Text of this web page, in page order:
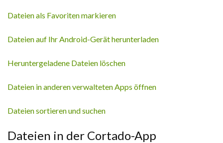
Dateien als Favoriten markieren
Dateien auf Ihr Android-Gerät herunterladen
Heruntergeladene Dateien löschen
Dateien in anderen verwalteten Apps öffnen
Dateien sortieren und suchen
Dateien in der Cortado-App